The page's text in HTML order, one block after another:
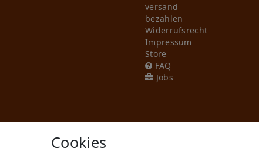
versand
bezahlen
Widerrufs­recht
Impressum
Store
FAQ
Jobs
Cookies